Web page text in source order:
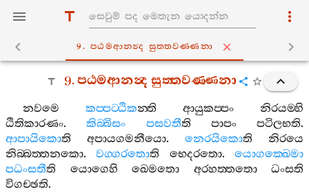
9. පඨමආනන්‍ද සුත‍්තවණ‍්ණනා
9.පඨමආනන්‍ද සුත‍්තවණ‍්ණනා
නවමෙ කප‍්පට‍්ඨිකන‍්ති ආයුකප‍්පං
නිරයම‍්හි
ඨිතිකාරණං.කිබ‍්බිසං පසවතීති පාපං පටිලභති.
ආපායිකොති අපායගමනීයො. නෙරයිකොති
නිරයෙ
නිබ‍්බත‍්තනකො.වග‍්ගරතොති භෙදරතො.යොගක‍්ඛෙමා
පධංසතීති යොගෙහි ඛෙමතො අරහත‍්තතො
ධංසති
විගච‍්ඡති.